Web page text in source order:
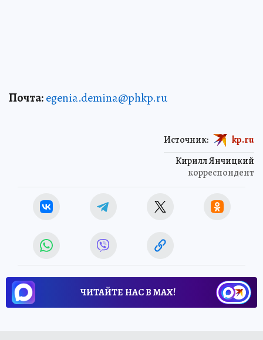
Почта:egenia.demina@phkp.ru
Кирилл Янчицкий
корреспондент
Источник: kp.ru
ЧИТАЙТЕ НАС В МАХ!